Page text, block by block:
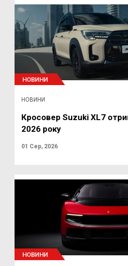
НОВИНИ
НОВИНИ
Кросовер Suzuki XL7
2026 року
01 Сер, 2026
НОВИНИ